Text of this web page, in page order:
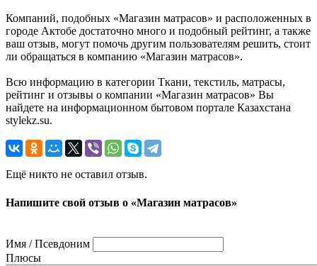
Компаний, подобных «Магазин матрасов» и расположенных в
городе Актобе достаточно много и подобный рейтинг, а также
ваш отзыв, могут помочь другим пользователям решить, стоит
ли обращаться в компанию «Магазин матрасов».
Всю информацию в категории Ткани, текстиль, матрасы,
рейтинг и отзывы о компании «Магазин матрасов» Вы
найдете на информационном бытовом портале Казахстана
stylekz.su.
Ещё никто не оставил отзыв.
Напишите свой отзыв о «Магазин матрасов»
Имя / Псевдоним
Плюсы